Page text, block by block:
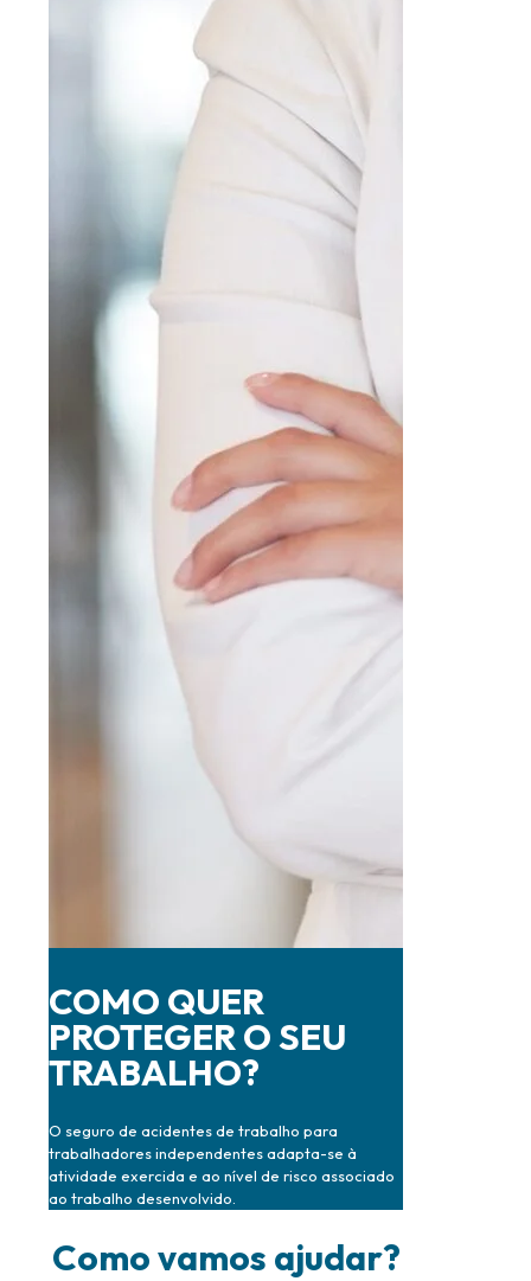
COMO QUER
PROTEGER O SEU
TRABALHO?
O seguro de acidentes de trabalho para
trabalhadores independentes adapta-se à
atividade exercida e ao nível de risco associado
ao trabalho desenvolvido.
Como vamos ajudar?